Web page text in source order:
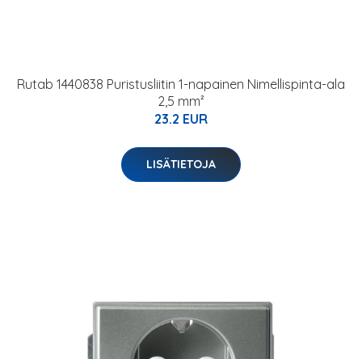
Rutab 1440838 Puristusliitin 1-napainen Nimellispinta-ala
2,5 mm²
23.2 EUR
LISÄTIETOJA